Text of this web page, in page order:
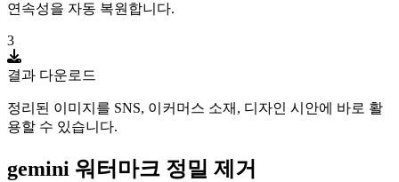
연속성을 자동 복원합니다.
3
결과 다운로드
정리된 이미지를 SNS, 이커머스 소재, 디자인 시안에 바로 활
용할 수 있습니다.
gemini 워터마크 정밀 제거